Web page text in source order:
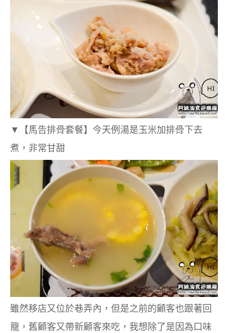
▼【馬告排骨套餐】今天例湯是玉米加排骨下去
煮，非常甘甜
雖然移店又位於巷弄內，但是之前的顧客也跟著回
籠，舊顧客又帶新顧客來吃，我想除了是因為口味